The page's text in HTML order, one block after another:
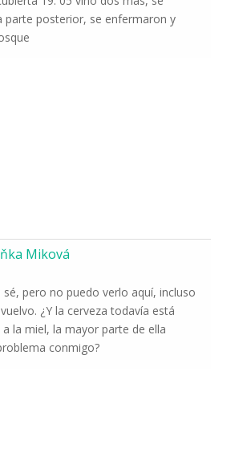
parte posterior, se enfermaron y
Miková
pero no puedo verlo aquí, incluso
¿Y la cerveza todavía está
la miel, la mayor parte de ella
conmigo?